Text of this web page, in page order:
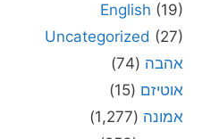
English (19)
Uncategorized (27)
אהבה (74)
אוטיזם (15)
אמונה (1,277)